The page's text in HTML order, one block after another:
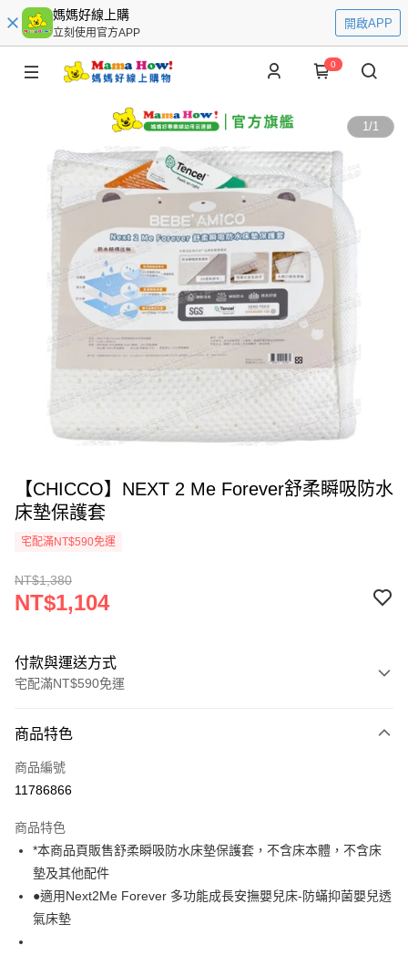
媽媽好線上購
立刻使用官方APP
開啟APP
0
1/1
【CHICCO】NEXT 2 Me Forever舒柔瞬吸防水
床墊保護套
宅配滿NT$590免運
NT$1,380
NT$1,104
付款與運送方式
宅配滿NT$590免運
信用卡一次付款
LINE Pay
街口支付
悠遊付
Google Pay
AFTEE先享後付
商品特色
商品編號
11786866
商品特色
*本商品頁販售舒柔瞬吸防水床墊保護套，不含床本體，不含床
墊及其他配件
●適用Next2Me Forever 多功能成長安撫嬰兒床-防蟎抑菌嬰兒透
氣床墊